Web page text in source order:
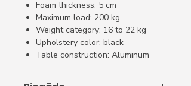
Foam thickness: 5 cm
Maximum load: 200 kg
Weight category: 16 to 22 kg
Upholstery color: black
Table construction: Aluminum